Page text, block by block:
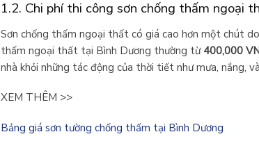
1.2. Chi phí thi công sơn chống thấm ngoại
Sơn chống thấm ngoại thất có giá cao hơn một chút
thấm ngoại thất tại Bình Dương thường từ 400,000
nhà khỏi những tác động của thời tiết như mưa, nắng,
XEM THÊM >>
Bảng giá sơn tường chống thấm tại Bình Dương